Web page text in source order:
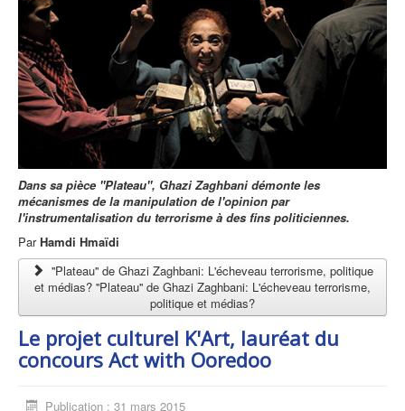
Dans sa pièce ''Plateau'', Ghazi Zaghbani démonte les
mécanismes de la manipulation de l'opinion par
l'instrumentalisation du terrorisme à des fins politiciennes.
ParHamdi Hmaïdi
''Plateau'' de Ghazi Zaghbani: L'écheveau terrorisme, politique
et médias? ''Plateau'' de Ghazi Zaghbani: L'écheveau terrorisme,
politique et médias?
Le projet culturel K'Art, lauréat du
concours Act with Ooredoo
Publication : 31 mars 2015